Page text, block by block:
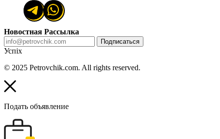
Новостная Рассылка
Подписаться
Успіх
© 2025 Petrovchik.com. All rights reserved.
Подать объявление